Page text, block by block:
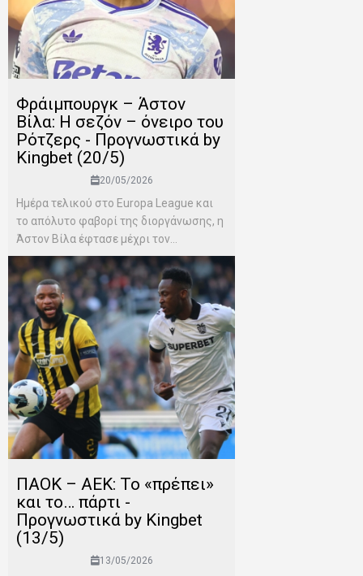
Φράιμπουργκ – Άστον
Βίλα: Η σεζόν – όνειρο του
Ρότζερς - Προγνωστικά by
Kingbet (20/5)
20/05/2026
Ημέρα τελικού στο Europa League και
το απόλυτο φαβορί της διοργάνωσης, η
Άστον Βίλα έφτασε μέχρι τον...
ΠΑΟΚ – ΑΕΚ: Το «πρέπει»
και το… πάρτι -
Προγνωστικά by Kingbet
(13/5)
13/05/2026